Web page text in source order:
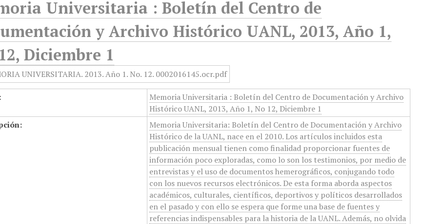
Universitaria : Boletín del Centro de
y Archivo Histórico UANL, 2013, Año 1,
Diciembre 1
Memoria Universitaria : Boletín del Centro de Documentación y Archivo
Histórico UANL, 2013, Año 1, No 12, Diciembre 1
Memoria Universitaria: Boletín del Centro de Documentación y Archivo
Histórico de la UANL, nace en el 2010. Los artículos incluidos esta
publicación mensual tienen como finalidad proporcionar fuentes de
información poco exploradas, como lo son los testimonios, por medio de
entrevistas y el uso de documentos hemerográficos, conjugando todo
con los nuevos recursos electrónicos. De esta forma aborda aspectos
académicos, culturales, científicos, deportivos y políticos desarrollados
en el pasado y con ello se espera que forme una base de fuentes y
referencias indispensables para la historia de la UANL. Además, no olvida